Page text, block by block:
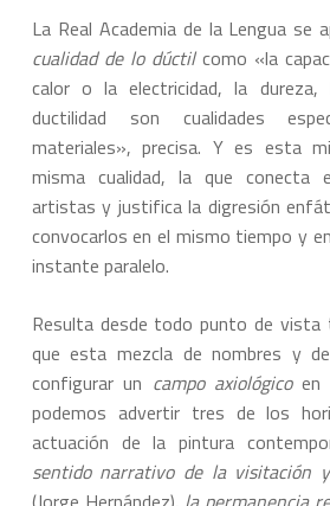
La Real Academia de la Lengua se
cualidad de lo dúctilcomo «la
calor o la electricidad, la dureza,
ductilidad son cualidades
materiales», precisa. Y es esta
misma cualidad, la que
artistas y justifica la digresión
convocarlos en el mismo tiempo y
instante paralelo.
Resulta desde todo punto de vista
que esta mezcla de nombres y
configurar un campo axiológicoen
podemos advertir tres de los
actuación de la pintura
sentido narrativo de la visitación